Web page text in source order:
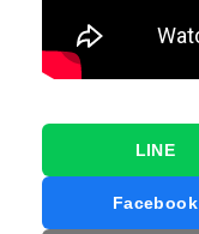
LINE
Facebook